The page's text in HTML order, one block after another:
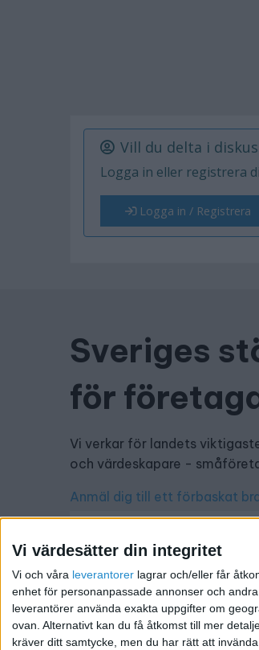
Vi värdesätter din integritet
Vi och våra leverantorer lagrar och/eller får
enhet för personanpassade annonser och
leverantörer använda exakta uppgifter om
ovan. Alternativt kan du få åtkomst till mer
kräver ditt samtycke, men du har rätt att
Vill du delta i
Logga in eller registrera
Logga in / Registrera
Sveriges
för
Vi verkar för landets
och värdeskapare -
Anmäl dig till ett förbaskat
Har du ett
Kontakta oss: